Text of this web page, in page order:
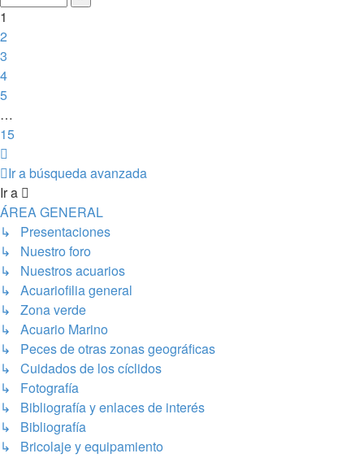
15
1
2
3
4
5
…
15
Ir a búsqueda avanzada
Ir a
ÁREA GENERAL
↳ Presentaciones
↳ Nuestro foro
↳ Nuestros acuarios
↳ Acuariofilia general
↳ Zona verde
↳ Acuario Marino
↳ Peces de otras zonas geográficas
↳ Cuidados de los cíclidos
↳ Fotografía
↳ Bibliografía y enlaces de interés
↳ Bibliografía
↳ Bricolaje y equipamiento